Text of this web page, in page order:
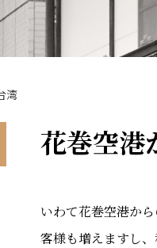
湾
花巻空港
いわて花巻空港か
客様も増えますし